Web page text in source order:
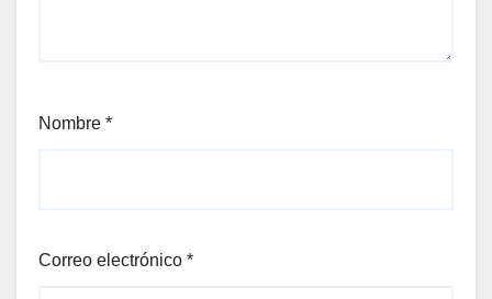
Nombre *
Correo electrónico *